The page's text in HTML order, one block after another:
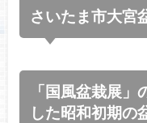
さいたま市大宮
「国風盆栽展
した昭和初期の